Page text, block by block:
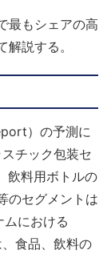
最もシェアの高
説する。
）の予測に
チック包装セ
飲料用ボトルの
のセグメントは
ムにおける
食品、飲料の